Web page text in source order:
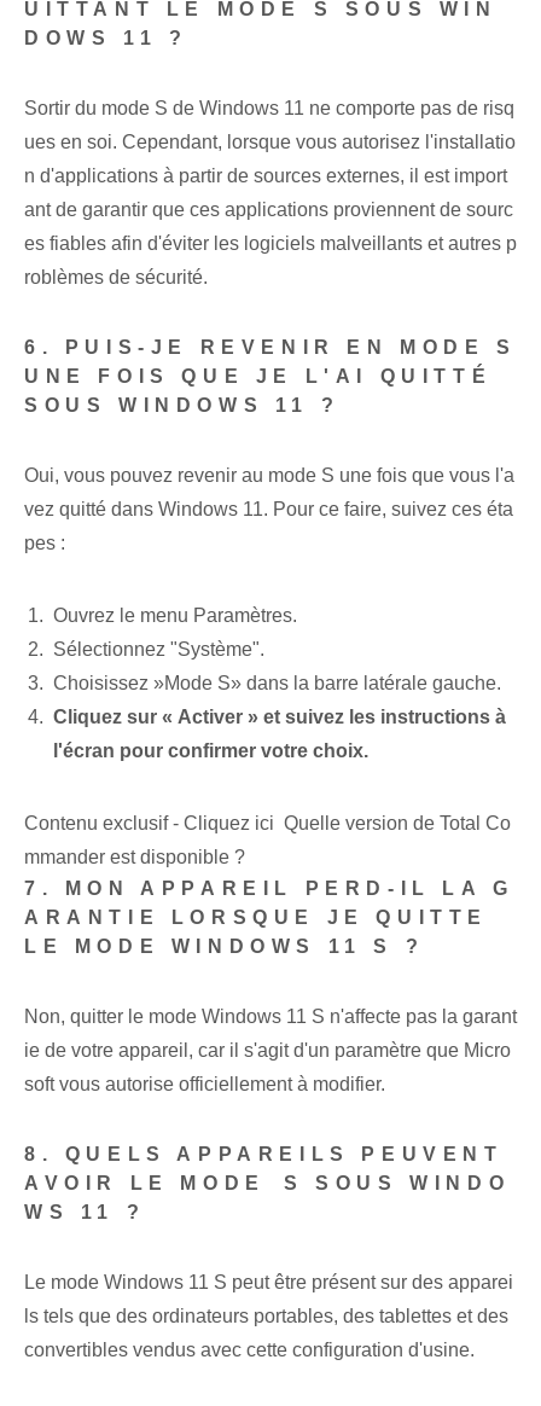
UITTANT LE MODE S SOUS WIN
DOWS 11 ?
Sortir du mode S de Windows 11 ne comporte pas de risq
ues en soi. Cependant, lorsque vous autorisez l'installatio
n d'applications à partir de sources externes, il est import
ant de garantir que ces applications proviennent de sourc
es fiables afin d'éviter les logiciels malveillants et autres p
roblèmes de sécurité.
6. PUIS-JE REVENIR EN MODE S
UNE FOIS QUE JE L'AI QUITTÉ
SOUS WINDOWS 11 ?
Oui, vous pouvez revenir au mode S une fois que vous l'a
vez quitté dans Windows⁤ 11. Pour ce faire, suivez ces éta
pes :
Ouvrez le menu Paramètres.
Sélectionnez "Système".
Choisissez ⁣»Mode S» ‌dans la barre latérale gauche.
Cliquez sur « Activer »‌ et suivez‌ les instructions à
l'écran pour ⁤confirmer votre choix.
Contenu exclusif - Cliquez ici Quelle version de Total Co
mmander est disponible ?
7. MON APPAREIL PERD-IL LA G
ARANTIE LORSQUE JE QUITTE
LE MODE WINDOWS 11 S ?
Non, quitter le mode Windows⁤ 11 S n'affecte pas la garant
ie de votre appareil, car il s'agit d'un paramètre⁤ que Micro
soft vous autorise officiellement à modifier.
8. QUELS APPAREILS PEUVENT
AVOIR LE MODE ⁤S SOUS WINDO
WS 11 ?
Le mode Windows 11 S peut être présent sur des apparei
ls tels que des ordinateurs portables, des tablettes et des
convertibles vendus avec cette configuration d'usine.